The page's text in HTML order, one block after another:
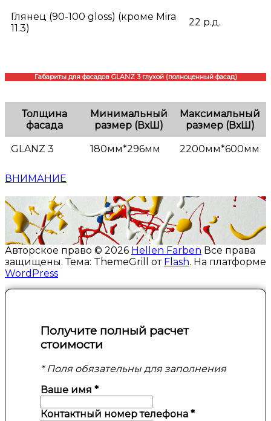
Глянец (90-100 gloss) (кроме Mira
11.3)
22 р.д.
Габариты для фасадов GLANZ 3 глухой (полноценный фасад)
Толщина
фасада
Минимальный
размер (ВхШ)
Максимальный
размер (ВхШ)
GLANZ 3 180мм*296мм 2200мм*600мм
ВНИМАНИЕ
Авторское право © 2026 Hellen Farben Все права
защищены. Тема: ThemeGrill от Flash. На платформе
WordPress
Получите полный расчет
стоимости
* Поля обязательны для заполнения
Ваше имя *
Контактный номер телефона *